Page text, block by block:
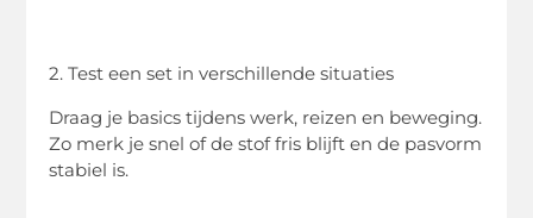
2. Test een set in verschillende situaties
Draag je basics tijdens werk, reizen en beweging.
Zo merk je snel of de stof fris blijft en de pasvorm
stabiel is.